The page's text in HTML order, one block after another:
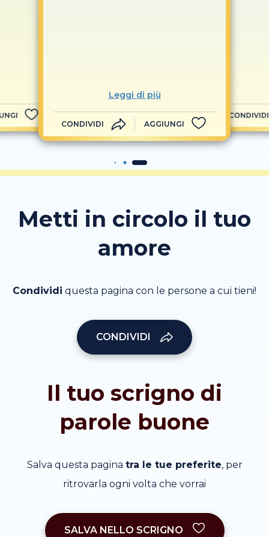
Leggi di più
CONDIVIDI AGGIUNGI
CONDIVIDI
Metti in circolo il tuo
amore
Condividi questa pagina con le persone a cui tieni!
CONDIVIDI
Il tuo scrigno di
parole buone
Salva questa pagina tra le tue preferite, per
ritrovarla ogni volta che vorrai
SALVA NELLO SCRIGNO